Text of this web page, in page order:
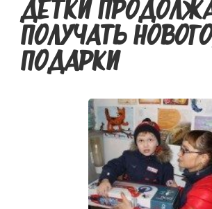
ДЕТКИ
ПОЛУЧАТЬ
ПОДАРКИ